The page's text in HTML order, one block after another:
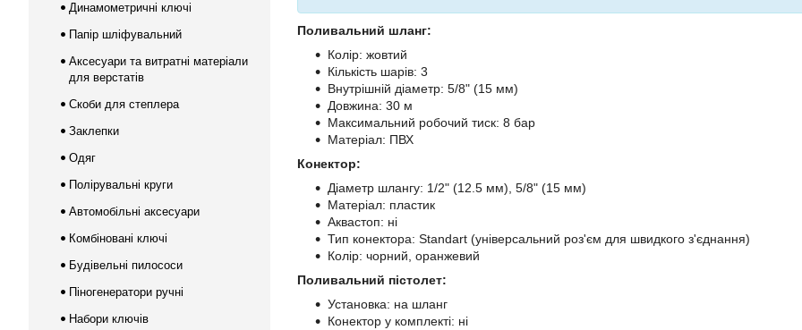
Поливальний шланг:
Колір: жовтий
Кількість шарів: 3
Внутрішній діаметр: 5/8" (15 мм)
Довжина: 30 м
Максимальний робочий тиск: 8 бар
Матеріал: ПВХ
Конектор:
Діаметр шлангу: 1/2" (12.5 мм), 5/8" (15 мм)
Матеріал: пластик
Аквастоп: ні
Тип конектора: Standart (універсальний роз'єм для швидкого з'єднання)
Колір: чорний, оранжевий
Поливальний пістолет:
Установка: на шланг
Конектор у комплекті: ні
Динамометричні ключі
Папір шліфувальний
Аксесуари та витратні матеріали
для верстатів
Скоби для степлера
Заклепки
Одяг
Полірувальні круги
Автомобільні аксесуари
Комбіновані ключі
Будівельні пилососи
Піногенератори ручні
Набори ключів